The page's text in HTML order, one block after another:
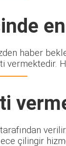
haber
çilingir